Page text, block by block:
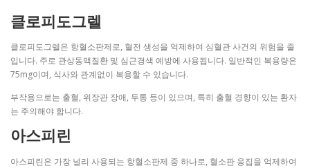
클로피도그렐
클로피도그렐은 항혈소판제로, 혈전 생성을 억제하여 심혈관 사건의 위험을 줄
입니다. 주로 관상동맥질환 및 심근경색 예방에 사용됩니다. 일반적인 복용량은
75mg이며, 식사와 관계없이 복용할 수 있습니다.
부작용으로는 출혈, 위장관 장애, 두통 등이 있으며, 특히 출혈 경향이 있는 환자
는 주의해야 합니다.
아스피린
아스피린은 가장 널리 사용되는 항혈소판제 중 하나로, 혈소판 응집을 억제하여